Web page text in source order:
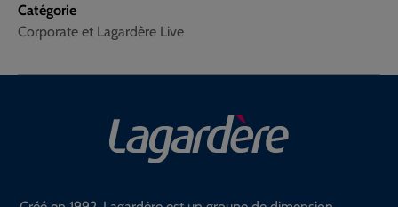
Catégorie
Corporate et Lagardère Live